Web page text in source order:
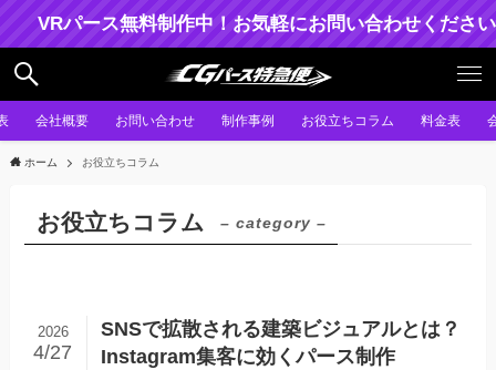
パース無料制作中！お気軽にお問い合わせください。
会社概要 お問い合わせ 制作事例 お役立ちコラム 料金表
ホーム お役立ちコラム
お役立ちコラム – category –
SNSで拡散される建築ビジュアルとは？
Instagram集客に効くパース制作
2026
4/27